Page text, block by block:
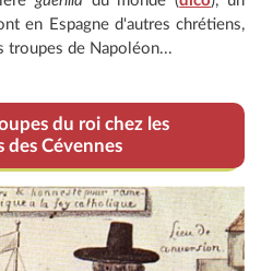
en Espagne d'autres chrétiens,
troupes de Napoléon...
du roi chez les
des Cévennes